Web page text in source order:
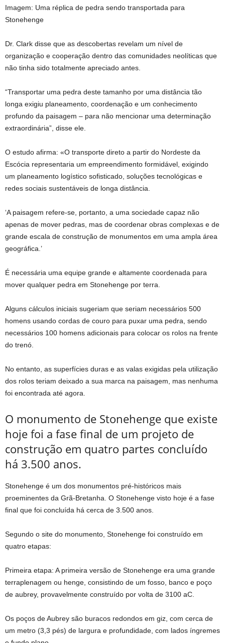
Imagem: Uma réplica de pedra sendo transportada para
Stonehenge
Dr. Clark disse que as descobertas revelam um nível de
organização e cooperação dentro das comunidades neolíticas que
não tinha sido totalmente apreciado antes.
“Transportar uma pedra deste tamanho por uma distância tão
longa exigiu planeamento, coordenação e um conhecimento
profundo da paisagem – para não mencionar uma determinação
extraordinária”, disse ele.
O estudo afirma: «O transporte direto a partir do Nordeste da
Escócia representaria um empreendimento formidável, exigindo
um planeamento logístico sofisticado, soluções tecnológicas e
redes sociais sustentáveis ​​de longa distância.
‘A paisagem refere-se, portanto, a uma sociedade capaz não
apenas de mover pedras, mas de coordenar obras complexas e de
grande escala de construção de monumentos em uma ampla área
geográfica.’
É necessária uma equipe grande e altamente coordenada para
mover qualquer pedra em Stonehenge por terra.
Alguns cálculos iniciais sugeriam que seriam necessários 500
homens usando cordas de couro para puxar uma pedra, sendo
necessários 100 homens adicionais para colocar os rolos na frente
do trenó.
No entanto, as superfícies duras e as valas exigidas pela utilização
dos rolos teriam deixado a sua marca na paisagem, mas nenhuma
foi encontrada até agora.
O monumento de Stonehenge que existe
hoje foi a fase final de um projeto de
construção em quatro partes concluído
há 3.500 anos.
Stonehenge é um dos monumentos pré-históricos mais
proeminentes da Grã-Bretanha. O Stonehenge visto hoje é a fase
final que foi concluída há cerca de 3.500 anos.
Segundo o site do monumento, Stonehenge foi construído em
quatro etapas:
Primeira etapa: A primeira versão de Stonehenge era uma grande
terraplenagem ou henge, consistindo de um fosso, banco e poço
de aubrey, provavelmente construído por volta de 3100 aC.
Os poços de Aubrey são buracos redondos em giz, com cerca de
um metro (3,3 pés) de largura e profundidade, com lados íngremes